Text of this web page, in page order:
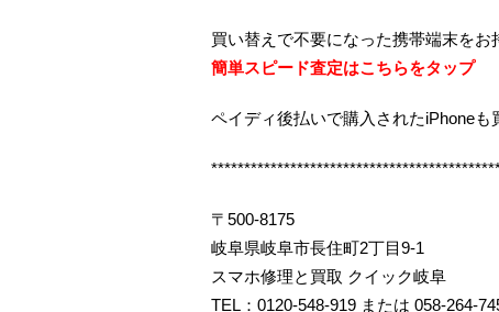
買い替えで不要になった携帯端末をお
簡単スピード査定はこちらをタップ
ペイディ後払いで購入されたiPhoneも
〒500-8175
岐阜県岐阜市長住町2丁目9-1
スマホ修理と買取 クイック岐阜
TEL：0120-548-919 または 058-264-